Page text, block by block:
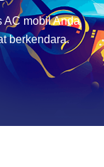
AC mobil Anda
berkendara.